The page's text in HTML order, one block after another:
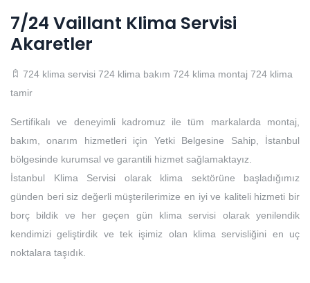
7/24 Vaillant Klima Servisi
Akaretler
724 klima servisi 724 klima bakım 724 klima montaj 724 klima
tamir
Sertifikalı ve deneyimli kadromuz ile tüm markalarda montaj,
bakım, onarım hizmetleri için Yetki Belgesine Sahip, İstanbul
bölgesinde kurumsal ve garantili hizmet sağlamaktayız.
İstanbul Klima Servisi olarak klima sektörüne başladığımız
günden beri siz değerli müşterilerimize en iyi ve kaliteli hizmeti bir
borç bildik ve her geçen gün klima servisi olarak yenilendik
kendimizi geliştirdik ve tek işimiz olan klima servisliğini en uç
noktalara taşıdık.